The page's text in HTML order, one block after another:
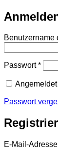
Benutzername
Passwort*
Passwort
E-Mail-Adresse